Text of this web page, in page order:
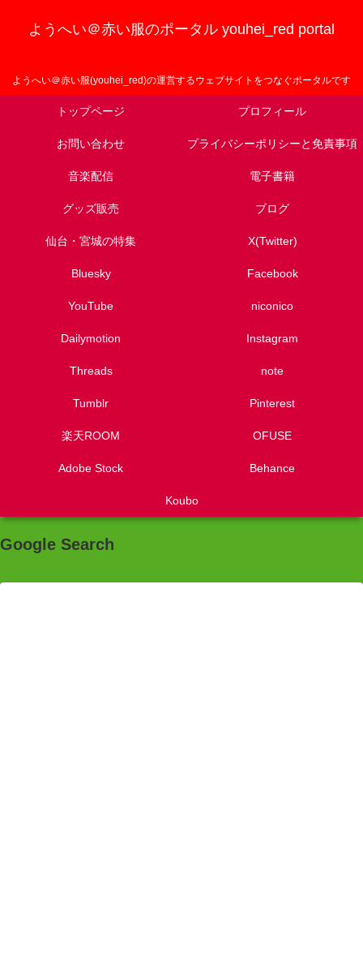
ようへい＠赤い服のポータル youhei_red portal
ようへい＠赤い服(youhei_red)の運営するウェブサイトをつなぐポータルです
トップページ プロフィール
お問い合わせ プライバシーポリシーと免責事項
音楽配信 電子書籍
グッズ販売 ブログ
仙台・宮城の特集 X(Twitter)
Bluesky Facebook
YouTube niconico
Dailymotion Instagram
Threads note
Tumblr Pinterest
楽天ROOM OFUSE
Adobe Stock Behance
Koubo
Google Search